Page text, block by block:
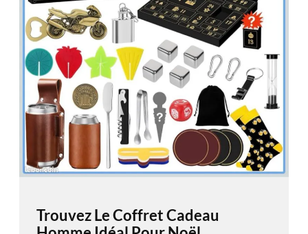
Trouvez Le Coffret Cadeau